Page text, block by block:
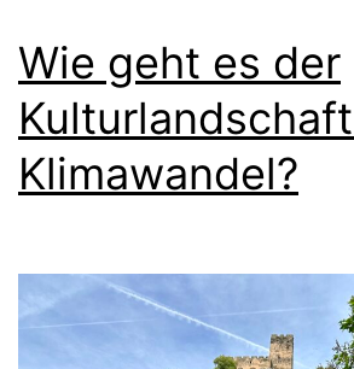
Wie geht es der
Klimawandel?